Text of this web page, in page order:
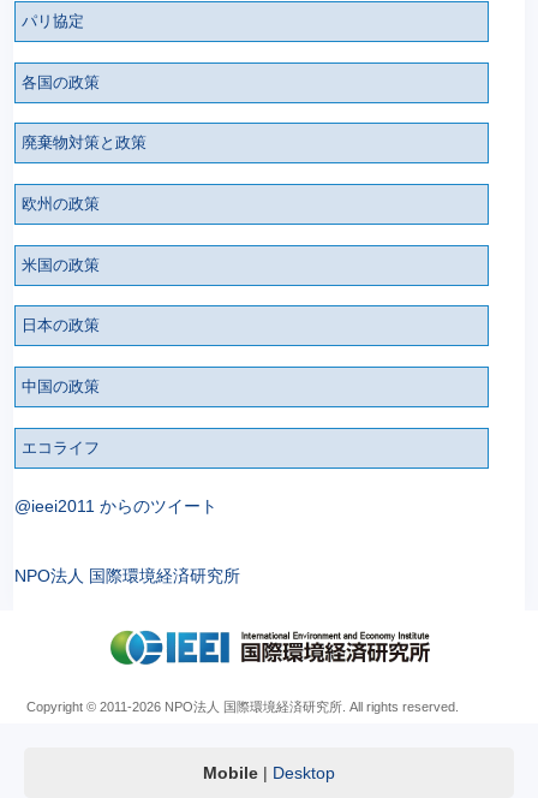
パリ協定
各国の政策
廃棄物対策と政策
欧州の政策
米国の政策
日本の政策
中国の政策
エコライフ
@ieei2011 からのツイート
NPO法人 国際環境経済研究所
Copyright © 2011-2026 NPO法人 国際環境経済研究所. All rights reserved.
Mobile | Desktop